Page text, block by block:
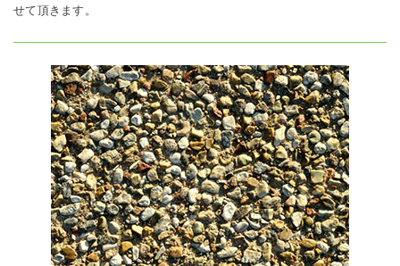
せて頂きます。